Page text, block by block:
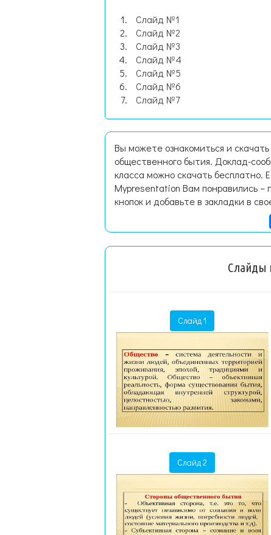
Слайд №1
Слайд №2
Слайд №3
Слайд №4
Слайд №5
Слайд №6
Слайд №7
Вы можете ознакомиться и
общественного бытия. Доклад-
класса можно скачать бесплатно.
Mypresentation Вам понравились –
кнопок и добавьте в закладки в
Слайды
Слайд 1
Слайд 2